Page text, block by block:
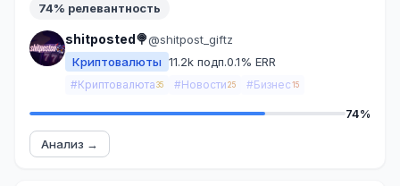
74% релевантность
shitposted🍭@shitpost_giftz
Криптовалюты 11.2k подп.0.1% ERR
#Криптовалюта 35 #Новости 25 #Бизнес 15
74%
Анализ →